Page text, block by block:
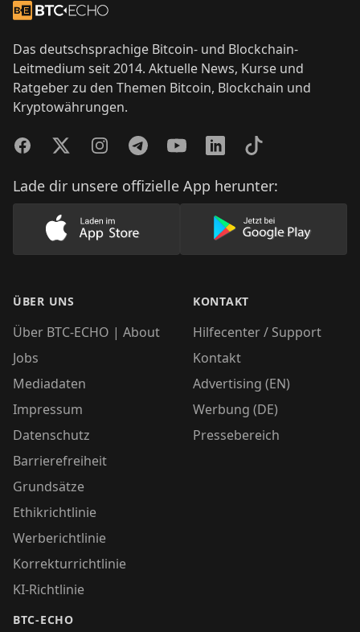
Zur Startseite
Das deutschsprachige Bitcoin- und Blockchain-
Leitmedium seit 2014. Aktuelle News, Kurse und
Ratgeber zu den Themen Bitcoin, Blockchain und
Kryptowährungen.
FacebookTwitterInstagramTelegramYouTubeLinkedInTikTok
Lade dir unsere offizielle App herunter:
Lade unsere App im AppStore herunter
Lade unsere
ÜBER UNS
Über BTC-ECHO | About
Jobs
Mediadaten
Impressum
Datenschutz
Barrierefreiheit
Grundsätze
Ethikrichtlinie
Werberichtlinie
Korrekturrichtlinie
KI-Richtlinie
BTC-ECHO
KONTAKT
Hilfecenter / Support
Kontakt
Advertising (EN)
Werbung (DE)
Pressebereich